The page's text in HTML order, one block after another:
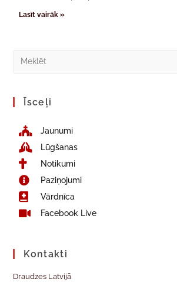
Lasīt vairāk »
Īsceļi
Jaunumi
Lūgšanas
Notikumi
Paziņojumi
Vārdnīca
Facebook Live
Kontakti
Draudzes Latvijā